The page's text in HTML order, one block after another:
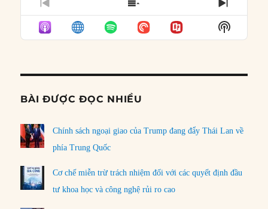
PREVIOUS
EPISODE
SHOW
EPISODES
LIST
NEXT
Show
Podcast
BÀI ĐƯỢC ĐỌC NHIỀU
Chính sách ngoại giao của Trump đang đẩy Thái Lan về
phía Trung Quốc
Cơ chế miễn trừ trách nhiệm đối với các quyết định đầu
tư khoa học và công nghệ rủi ro cao